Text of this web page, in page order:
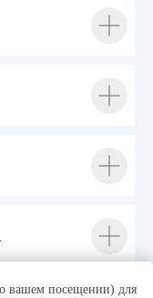
вашем посещении) для